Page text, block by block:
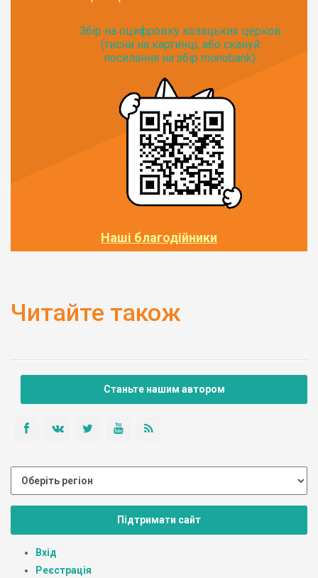
Збір на оцифровку козацьких церков
(тисни на картинці, або скануй
посилання на збір monobank):
Наші благодійники
Читайте також
Станьте нашим автором
Підтримати сайт
Вхід
Реєстрація